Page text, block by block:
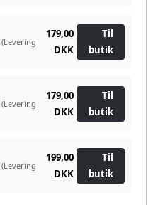
(Levering
179,00
DKK
Til
butik
(Levering
179,00
DKK
Til
butik
(Levering
199,00
DKK
Til
butik